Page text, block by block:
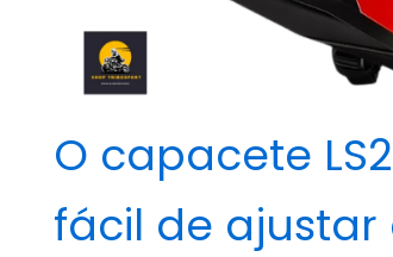
O capacete
fácil de ajustar